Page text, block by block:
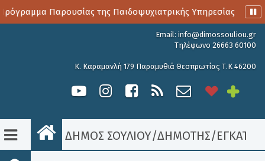
Παρουσίας της Παιδοψυχιατρικής Υπηρεσίας
Email: info@dimossouliou.gr
Τηλέφωνο 26663 60100
Κ. Καραμανλή 179 Παραμυθιά Θεσπρωτίας Τ.Κ 46200
ΔΗΜΟΣ ΣΟΥΛΙΟΥ/ΔΗΜΟΤΗΣ/